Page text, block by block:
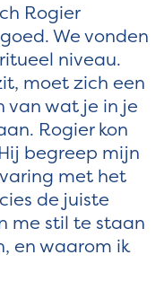
Rogier
We vonden
niveau.
moet zich een
van wat je in je
Rogier kon
begreep mijn
met het
de juiste
me stil te staan
en waarom ik